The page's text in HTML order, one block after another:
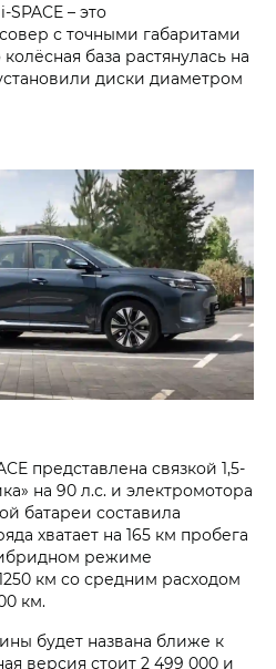
– это
с точными габаритами
колёсная база растянулась на
диски диаметром
представлена связкой 1,5-
на 90 л.с. и электромотора
батареи составила
хватает на 165 км пробега
режиме
км со средним расходом
км.
будет названа ближе к
версия стоит 2 499 000 и